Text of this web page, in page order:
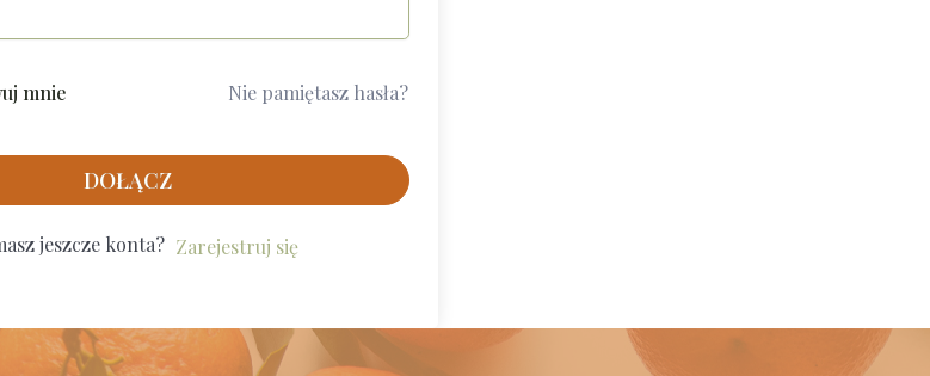
mnie Nie pamiętasz hasła?
DOŁĄCZ
jeszcze konta? Zarejestruj się